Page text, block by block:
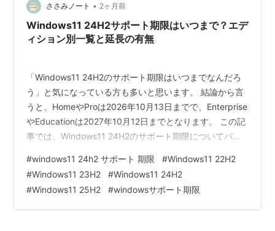
ささみノート • 2ヶ月前
Windows11 24H2サポート期限はいつまで？エデ
ィション別一覧と延長の有無
「Windows11 24H2のサポート期限はいつまでなんだろ
う」と気になっている方も多いと思います。 結論から言
うと、HomeやProは2026年10月13日までで、Enterprise
やEducationは2027年10月12日までとなります。 この記
事では、Windows11 24H2のサポート期限についてバー
す。 Windows11 24H2サポート期限の結論 HomeとPro
は2026年10月13日まで EnterpriseとEducationは2027年
10月12日まで IoT Enterprise LTSC 2024は最長2034年…
#windows11 24h2 サポート 期限 #Windows11 22H2
#Windows11 23H2 #Windows11 24H2
#Windows11 25H2 #windowsサポート期限